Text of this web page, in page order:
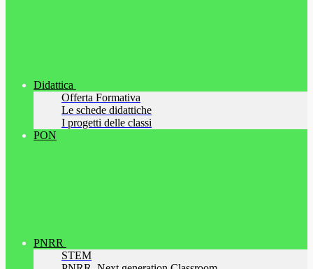
Didattica
Offerta Formativa
Le schede didattiche
I progetti delle classi
PON
PNRR
STEM